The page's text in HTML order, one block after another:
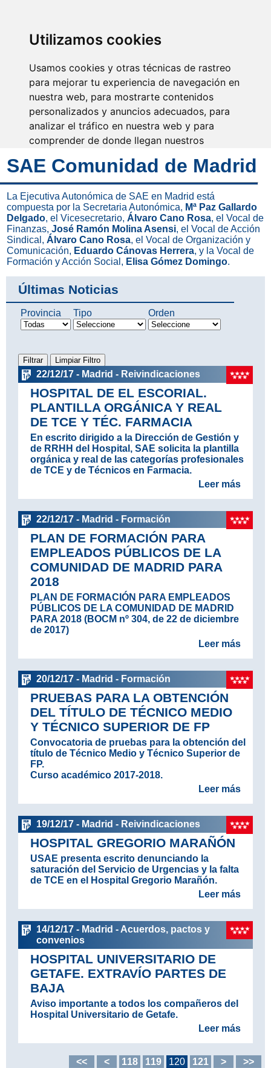
Utilizamos cookies
Usamos cookies y otras técnicas de rastreo
para mejorar tu experiencia de navegación en
nuestra web, para mostrarte contenidos
personalizados y anuncios adecuados, para
analizar el tráfico en nuestra web y para
comprender de donde llegan nuestros
Aceptar
Rechazar
Configurar
El cuidado es la esencia de
la enfermería
SAE Comunidad de Madrid
La Ejecutiva Autonómica de SAE en Madrid está
compuesta por la Secretaria Autonómica, Mª Paz Gallardo
Delgado, el Vicesecretario,Álvaro Cano Rosa, el Vocal de
Finanzas,José Ramón Molina Asensi, el Vocal de Acción
Sindical,Álvaro Cano Rosa, el Vocal de Organización y
Comunicación, Eduardo Cánovas Herrera, y la Vocal de
Formación y Acción Social, Elisa Gómez Domingo.
Últimas Noticias
Provincia Tipo Orden
22/12/17 - Madrid - Reivindicaciones
HOSPITAL DE EL ESCORIAL.
PLANTILLA ORGÁNICA Y REAL
DE TCE Y TÉC. FARMACIA
En escrito dirigido a la Dirección de Gestión y
de RRHH del Hospital, SAE solicita la plantilla
orgánica y real de las categorías profesionales
de TCE y de Técnicos en Farmacia.
Leer más
22/12/17 - Madrid - Formación
PLAN DE FORMACIÓN PARA
EMPLEADOS PÚBLICOS DE LA
COMUNIDAD DE MADRID PARA
2018
PLAN DE FORMACIÓN PARA EMPLEADOS
PÚBLICOS DE LA COMUNIDAD DE MADRID
PARA 2018 (BOCM nº 304, de 22 de diciembre
de 2017)
Leer más
20/12/17 - Madrid - Formación
PRUEBAS PARA LA OBTENCIÓN
DEL TÍTULO DE TÉCNICO MEDIO
Y TÉCNICO SUPERIOR DE FP
Convocatoria de pruebas para la obtención del
título de Técnico Medio y Técnico Superior de
FP.
Curso académico 2017-2018.
Leer más
19/12/17 - Madrid - Reivindicaciones
HOSPITAL GREGORIO MARAÑÓN
USAE presenta escrito denunciando la
saturación del Servicio de Urgencias y la falta
de TCE en el Hospital Gregorio Marañón.
Leer más
14/12/17 - Madrid - Acuerdos, pactos y
convenios
HOSPITAL UNIVERSITARIO DE
GETAFE. EXTRAVÍO PARTES DE
BAJA
Aviso importante a todos los compañeros del
Hospital Universitario de Getafe.
Leer más
<< < 118 119 120 121 > >>